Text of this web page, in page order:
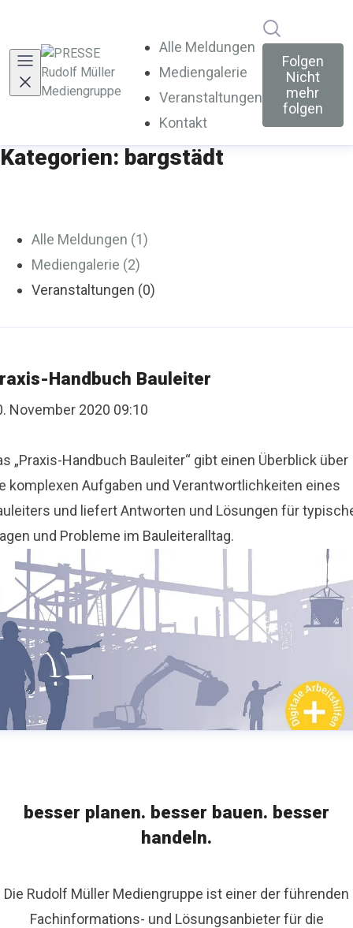
Alle Meldungen
Mediengalerie
Veranstaltungen
Kontakt
Folgen
Nicht
mehr
folgen
Kategorien: bargstädt
Alle Meldungen (1)
Mediengalerie (2)
Veranstaltungen (0)
Handbuch Bauleiter
November 2020 09:10
„Praxis-Handbuch Bauleiter“ gibt einen Überblick über
komplexen Aufgaben und Verantwortlichkeiten eines
und liefert Antworten und Lösungen für
und Probleme im Bauleiteralltag.
besser planen. besser bauen. besser
handeln.
Die Rudolf Müller Mediengruppe ist einer der führenden
Fachinformations- und Lösungsanbieter für die